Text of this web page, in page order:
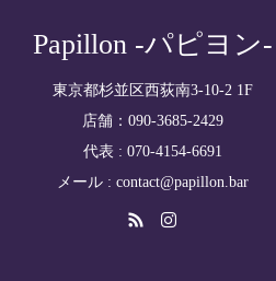
Papillon -パピヨン-
東京都杉並区西荻南3-10-2 1F
店舗：090-3685-2429
代表 : 070-4154-6691
メール : contact@papillon.bar